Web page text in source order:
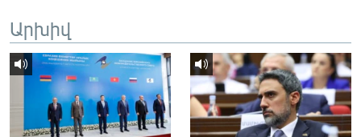
Հայերեն
English
Русский
ՀԵՏԵՎԵՔ ՄԵԶ
Արխիվ